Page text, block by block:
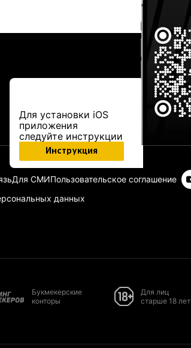
Для установки iOS
приложения
следуйте инструкции
Инструкция
Для СМИПользовательское соглашение
данных
Букмекерские
конторы
Для лиц
старше 18 лет